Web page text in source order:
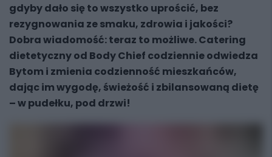
gdyby dało się to wszystko uprościć, bez
rezygnowania ze smaku, zdrowia i jakości?
Dobra wiadomość: teraz to możliwe. Catering
dietetyczny od Body Chief codziennie odwiedza
Bytom i zmienia codzienność mieszkańców,
dając im wygodę, świeżość i zbilansowaną dietę
– w pudełku, pod drzwi!